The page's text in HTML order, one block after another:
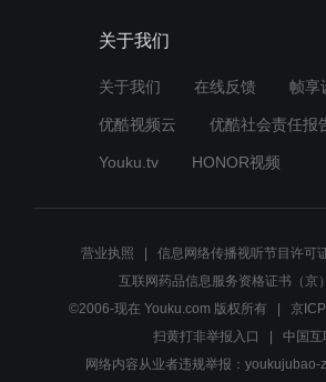
关于我们
关于我们 在线反馈 帧享
优酷视频云 优酷社会责任报
Youku.tv HONOR视频
营业执照 信息网络传播视听节目许可
互联网药品信息服务资格证书（京
©2006-现在 Youku.com 版权所有
京
扫黄打非举报入口
中国互
网络内容从业者违规举报：